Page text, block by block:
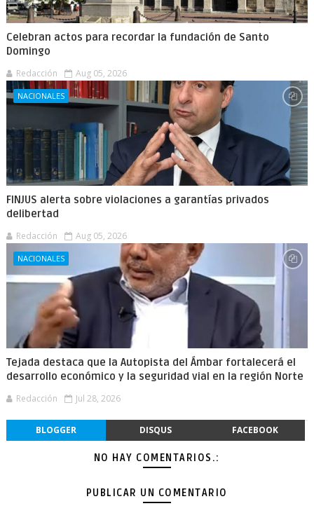
Celebran actos para recordar la fundación de Santo
Domingo
Redacción Aug 05, 2026
NACIONALES
FINJUS alerta sobre violaciones a garantías privados
delibertad
Redacción Aug 05, 2026
NACIONALES
Tejada destaca que la Autopista del Ámbar fortalecerá el
desarrollo económico y la seguridad vial en la región Norte
Redacción Jul 28, 2026
BLOGGER DISQUS FACEBOOK
NO HAY COMENTARIOS.:
PUBLICAR UN COMENTARIO